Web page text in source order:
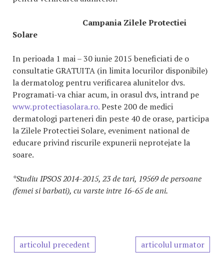
Campania Zilele Protectiei
Solare
In perioada 1 mai – 30 iunie 2015 beneficiati de o
consultatie GRATUITA (in limita locurilor disponibile)
la dermatolog pentru verificarea alunitelor dvs.
Programati-va chiar acum, in orasul dvs, intrand pe
www.protectiasolara.ro.Peste 200 de medici
dermatologi parteneri din peste 40 de orase, participa
la Zilele Protectiei Solare, eveniment national de
educare privind riscurile expunerii neprotejate la
soare.
*Studiu IPSOS 2014-2015, 23 de tari, 19569 de persoane
(femei si barbati), cu varste intre 16-65 de ani.
articolul precedent articolul urmator